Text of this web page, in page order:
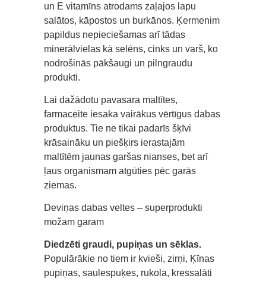
un E vitamīns atrodams zaļajos lapu
salātos, kāpostos un burkānos. Ķermenim
papildus nepieciešamas arī tādas
minerālvielas kā selēns, cinks un varš, ko
nodrošinās pākšaugi un pilngraudu
produkti.
Lai dažādotu pavasara maltītes,
farmaceite iesaka vairākus vērtīgus dabas
produktus. Tie ne tikai padarīs šķīvi
krāsaināku un piešķirs ierastajām
maltītēm jaunas garšas nianses, bet arī
ļaus organismam atgūties pēc garās
ziemas.
Deviņas dabas veltes – superprodukti
možam garam
Diedzēti graudi, pupiņas un sēklas.
Populārākie no tiem ir kvieši, zirņi, Ķīnas
pupiņas, saulespuķes, rukola, kressalāti